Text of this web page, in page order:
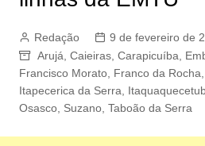
Redação
9 de fevereiro de
Arujá Caieiras, Carapicuíba
Francisco Morato, Franco da Rocha
Itapecerica da Serra
Osasco, Suzano, Taboão da Serra